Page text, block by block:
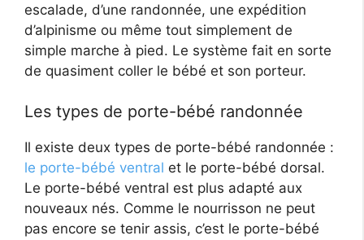
escalade, d’une randonnée, une expédition
d’alpinisme ou même tout simplement de
simple marche à pied. Le système fait en sorte
de quasiment coller le bébé et son porteur.
Les types de porte-bébé randonnée
Il existe deux types de porte-bébé randonnée :
le porte-bébé ventral et le porte-bébé dorsal.
Le porte-bébé ventral est plus adapté aux
nouveaux nés. Comme le nourrisson ne peut
pas encore se tenir assis, c’est le porte-bébé